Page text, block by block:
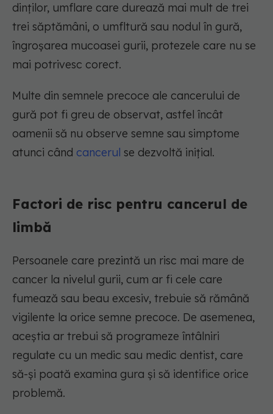
dinților, umflare care durează mai mult de trei
trei săptămâni, o umfltură sau nodul în gură,
îngroșarea mucoasei gurii, protezele care nu se
mai potrivesc corect.
Multe din semnele precoce ale cancerului de
gură pot fi greu de observat, astfel încât
oamenii să nu observe semne sau simptome
atunci când cancerul se dezvoltă inițial.
Factori de risc pentru cancerul de
limbă
Persoanele care prezintă un risc mai mare de
cancer la nivelul gurii, cum ar fi cele care
fumează sau beau excesiv, trebuie să rămână
vigilente la orice semne precoce. De asemenea,
aceștia ar trebui să programeze întâlniri
regulate cu un medic sau medic dentist, care
să-și poată examina gura și să identifice orice
problemă.